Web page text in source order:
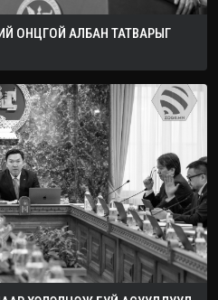
ОНЦГОЙ АЛБАН ТАТВАРЫГ